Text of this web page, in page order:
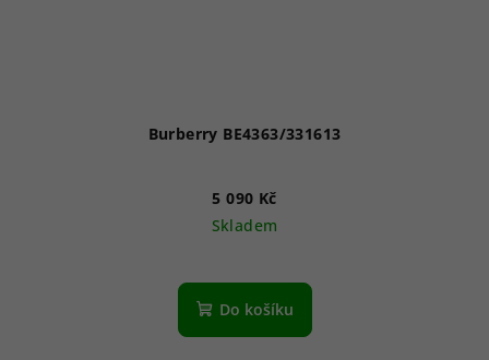
Burberry BE4363/331613
5 090 Kč
Skladem
Do košíku